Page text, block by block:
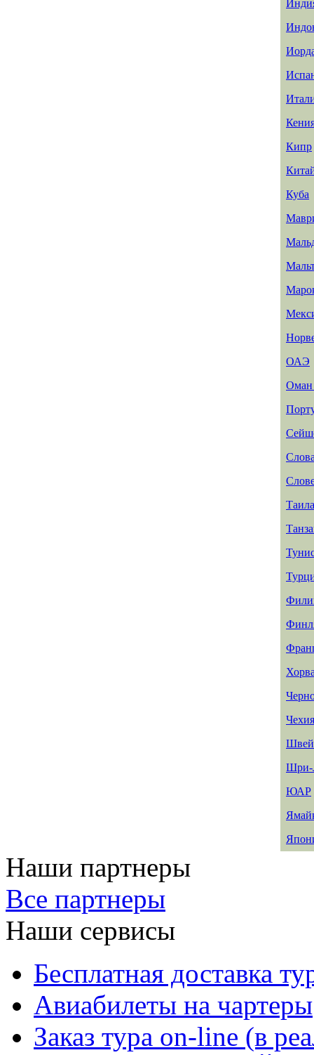
Кипр
Куба
ОАЭ
Чехия
Шри-
ЮАР
Наши партнеры
Все партнеры
Наши сервисы
Бесплатная доставка
Авиабилеты на чартеры
Заказ тура on-line (в